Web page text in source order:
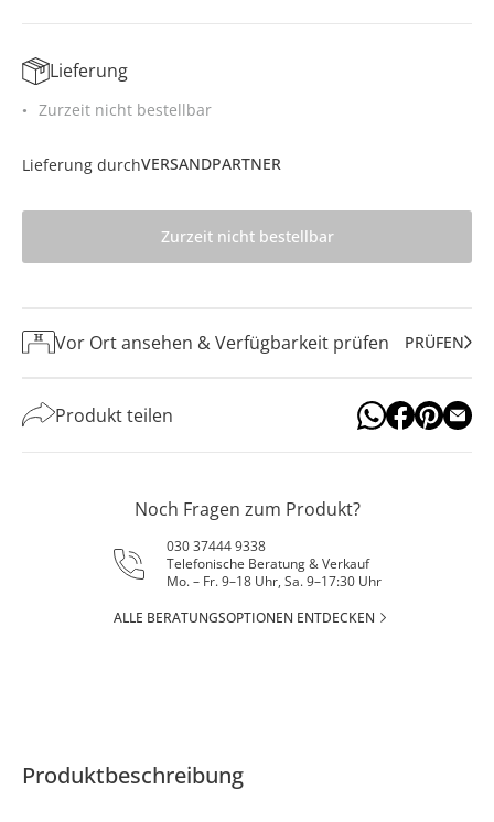
Lieferung
Zurzeit nicht bestellbar
Lieferung durchVERSANDPARTNER
Zurzeit nicht bestellbar
Vor Ort ansehen & Verfügbarkeit prüfen PRÜFEN
Produkt teilen
Noch Fragen zum Produkt?
030 37444 9338
Telefonische Beratung & Verkauf
Mo. – Fr. 9–18 Uhr, Sa. 9–17:30 Uhr
ALLE BERATUNGSOPTIONEN ENTDECKEN
Produktbeschreibung